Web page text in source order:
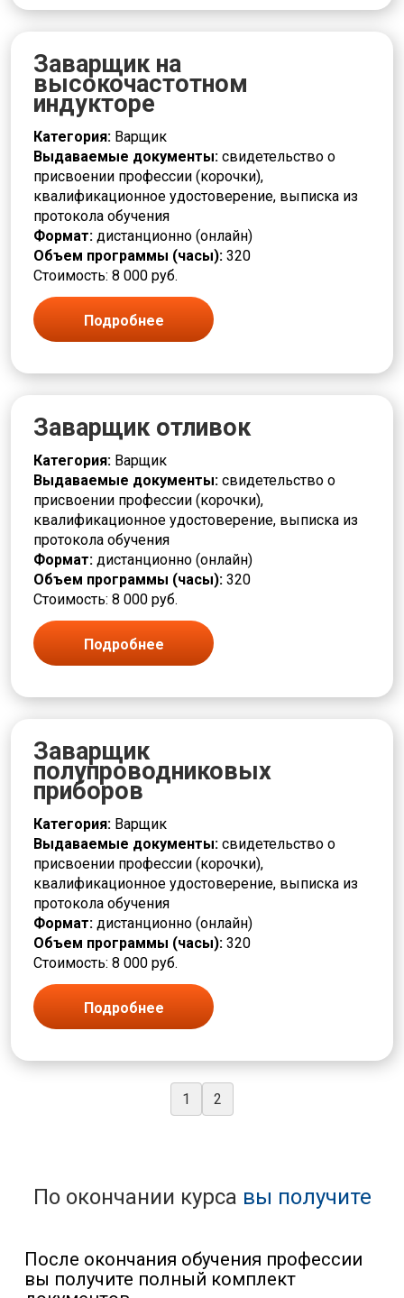
Заварщик на
высокочастотном
индукторе
Категория: Варщик
Выдаваемые документы: свидетельство о
присвоении профессии (корочки),
квалификационное удостоверение, выписка из
протокола обучения
Формат: дистанционно (онлайн)
Объем программы (часы): 320
Стоимость: 8 000 руб.
Подробнее
Заварщик отливок
Категория: Варщик
Выдаваемые документы: свидетельство о
присвоении профессии (корочки),
квалификационное удостоверение, выписка из
протокола обучения
Формат: дистанционно (онлайн)
Объем программы (часы): 320
Стоимость: 8 000 руб.
Подробнее
Заварщик
полупроводниковых
приборов
Категория: Варщик
Выдаваемые документы: свидетельство о
присвоении профессии (корочки),
квалификационное удостоверение, выписка из
протокола обучения
Формат: дистанционно (онлайн)
Объем программы (часы): 320
Стоимость: 8 000 руб.
Подробнее
1 2
По окончании курса вы получите
После окончания обучения профессии
вы получите полный комплект